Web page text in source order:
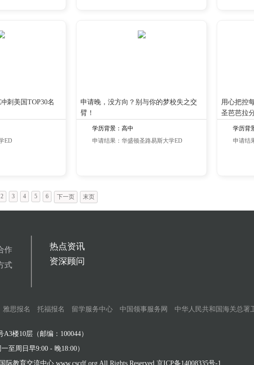
刺美国TOP30名
ED
申请晚，没方向？别与你的梦校失之交
臂！
学历背景：高中
申请结果：华盛顿圣路易斯大学ED
用心把控
圣芭芭拉
学历背
申请结
末页
下一页
6
5
4
3
2
作
式
热点资讯
资深顾问
雅思报名 托福报名 留学服务中心 中国领事服务网 中华人民共和国海关总署
楼10层（邮编：100044）
至周日早9:00 - 晚18:00）
际教育交流中心 www.cscdf.org All Rights Reserved 京ICP备14008335号-1